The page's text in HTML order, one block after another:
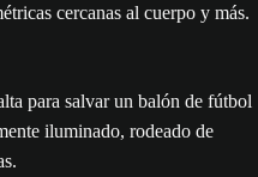
cercanas al cuerpo y más.